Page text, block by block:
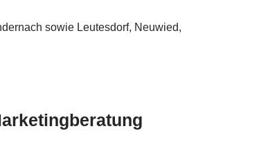
sowie Leutesdorf, Neuwied,